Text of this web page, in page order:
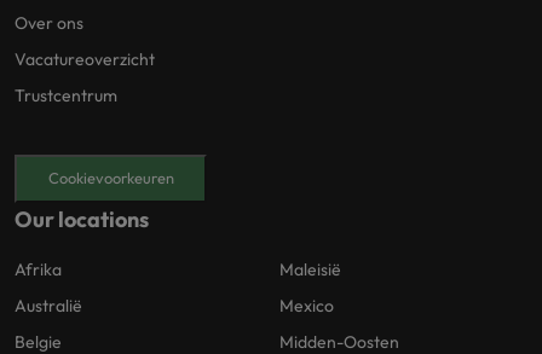
Over ons
Vacatureoverzicht
Trustcentrum
Cookievoorkeuren
Our locations
Afrika
Australië
Belgie
Maleisië
Mexico
Midden-Oosten